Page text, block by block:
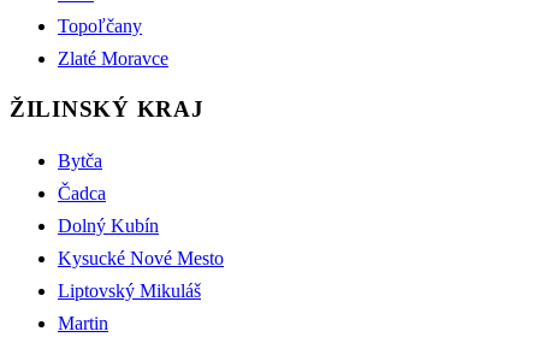
Topoľčany
Zlaté Moravce
ŽILINSKÝ KRAJ
Bytča
Čadca
Dolný Kubín
Kysucké Nové Mesto
Liptovský Mikuláš
Martin